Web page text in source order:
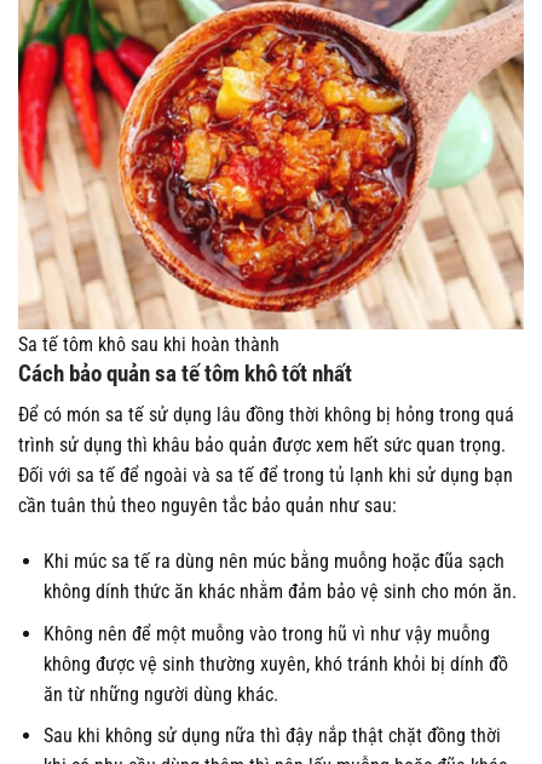
Sa tế tôm khô sau khi hoàn thành
Cách bảo quản sa tế tôm khô tốt nhất
Để có món sa tế sử dụng lâu đồng thời không bị hỏng trong quá
trình sử dụng thì khâu bảo quản được xem hết sức quan trọng.
Đối với sa tế để ngoài và sa tế để trong tủ lạnh khi sử dụng bạn
cần tuân thủ theo nguyên tắc bảo quản như sau:
Khi múc sa tế ra dùng nên múc bằng muỗng hoặc đũa sạch
không dính thức ăn khác nhằm đảm bảo vệ sinh cho món ăn.
Không nên để một muỗng vào trong hũ vì như vậy muỗng
không được vệ sinh thường xuyên, khó tránh khỏi bị dính đồ
ăn từ những người dùng khác.
Sau khi không sử dụng nữa thì đậy nắp thật chặt đồng thời